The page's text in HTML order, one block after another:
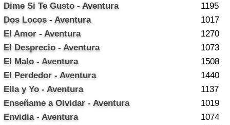
Dime Si Te Gusto - Aventura
1195
Dos Locos - Aventura
1017
El Amor - Aventura
1270
El Desprecio - Aventura
1073
El Malo - Aventura
1508
El Perdedor - Aventura
1440
Ella y Yo - Aventura
1137
Enseñame a Olvidar - Aventura
1019
Envidia - Aventura
1074